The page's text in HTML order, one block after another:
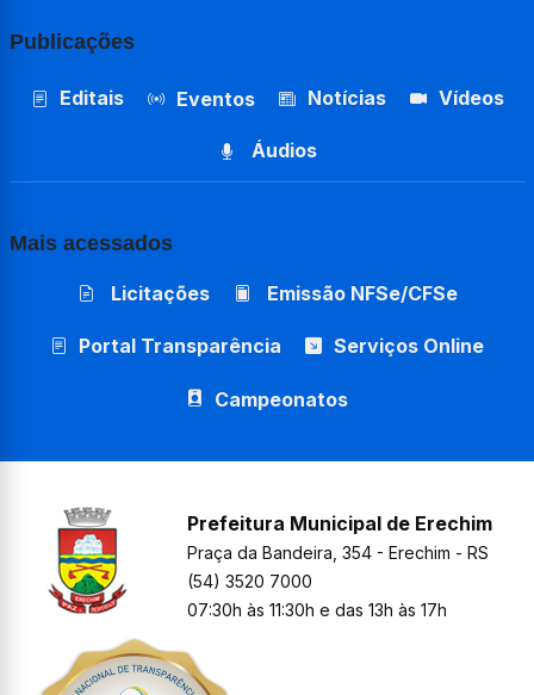
Publicações
Editais Eventos Notícias Vídeos
Áudios
Mais acessados
Licitações Emissão NFSe/CFSe
Portal Transparência Serviços Online
Campeonatos
Prefeitura Municipal de Erechim
Praça da Bandeira, 354 - Erechim - RS
(54) 3520 7000
07:30h às 11:30h e das 13h às 17h